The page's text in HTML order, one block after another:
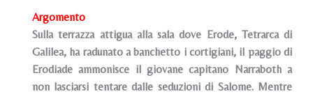
Argomento
Sulla terrazza attigua alla sala dove Erode, Tetrarca di
Galilea, ha radunato a banchetto i cortigiani, il paggio di
Erodiade ammonisce il giovane capitano Narraboth a
non lasciarsi tentare dalle seduzioni di Salome. Mentre